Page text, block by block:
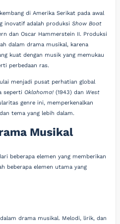
di Amerika Serikat pada awal
inovatif adalah produksiShow Boat
dan Oscar Hammerstein II. Produksi
dalam drama musikal, karena
kuat dengan musik yang memukau
perbedaan ras.
menjadi pusat perhatian global
seperti Oklahoma! (1943) dan West
genre ini, memperkenalkan
tema yang lebih dalam.
Musikal
beberapa elemen yang memberikan
beberapa elemen utama yang
drama musikal. Melodi, lirik, dan